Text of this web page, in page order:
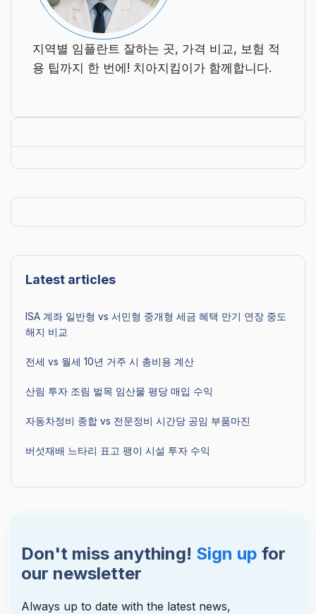
지역별 임플란트 잘하는 곳, 가격 비교, 보험 적
용 팁까지 한 번에! 치아지킴이가 함께합니다.
Latest articles
ISA 계좌 일반형 vs 서민형 중개형 세금 혜택 만기 연장 중도
해지 비교
전세 vs 월세 10년 거주 시 총비용 계산
산림 투자 조림 벌목 임산물 평당 매입 수익
자동차정비 종합 vs 전문정비 시간당 공임 부품마진
버섯재배 느타리 표고 팽이 시설 투자 수익
Don't miss anything! Sign up for
our newsletter
Always up to date with the latest news,